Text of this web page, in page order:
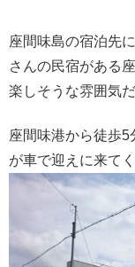
座間味島の宿泊先
さんの民宿がある
楽しそうな雰囲気
座間味港から徒歩
が車で迎えに来てく